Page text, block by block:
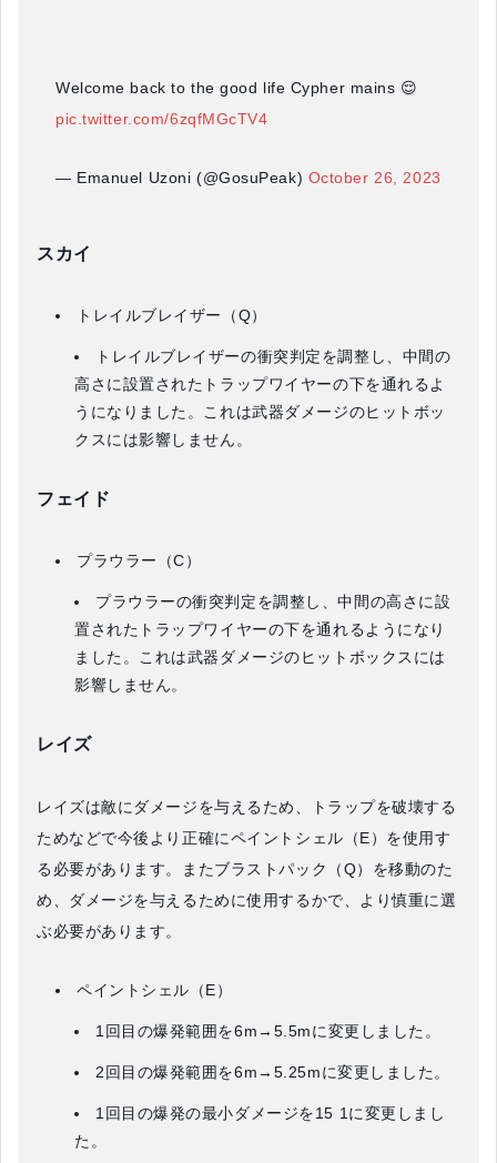
Welcome back to the good life Cypher mains 😌
pic.twitter.com/6zqfMGcTV4
— Emanuel Uzoni (@GosuPeak) October 26, 2023
スカイ
トレイルブレイザー（Q）
トレイルブレイザーの衝突判定を調整し、中間の
高さに設置されたトラップワイヤーの下を通れるよ
うになりました。これは武器ダメージのヒットボッ
クスには影響しません。
フェイド
プラウラー（C）
プラウラーの衝突判定を調整し、中間の高さに設
置されたトラップワイヤーの下を通れるようになり
ました。これは武器ダメージのヒットボックスには
影響しません。
レイズ
レイズは敵にダメージを与えるため、トラップを破壊する
ためなどで今後より正確にペイントシェル（E）を使用す
る必要があります。またブラストパック（Q）を移動のた
め、ダメージを与えるために使用するかで、より慎重に選
ぶ必要があります。
ペイントシェル（E）
1回目の爆発範囲を6m→5.5mに変更しました。
2回目の爆発範囲を6m→5.25mに変更しました。
1回目の爆発の最小ダメージを15 1に変更しまし
た。